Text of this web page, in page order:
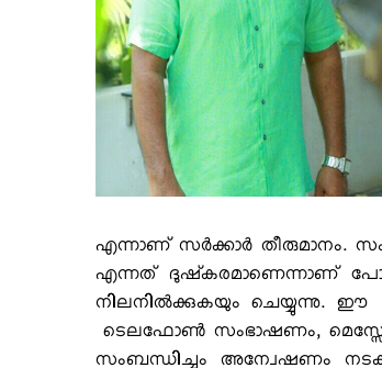
എന്നാണ് സര്‍ക്കാര്‍ തീരുമാനം.
എന്നത് ദുഷ്‌കരമാണെന്നാണ്
നിലനില്‍ക്കുകയും ചെയ്യുന്നു.
ടെലഫോണ്‍ സംഭാഷണം,